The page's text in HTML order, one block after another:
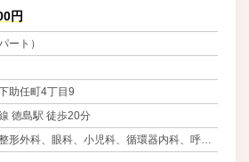
参加と協同を大切に考えています。
円
ート）
助任町4丁目9
徳島駅 徒歩20分
形外科、眼科、小児科、循環器内科、呼吸